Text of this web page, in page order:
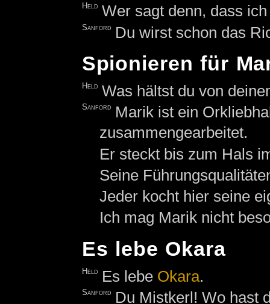
Held Wer sagt denn, dass
Sanford Du wirst schon das
Spionieren für
Held Was hältst du von
Sanford
Marik ist ein
zusammengearbeitet.
Er steckt bis zum Hals
Seine
Jeder kocht hier seine
Ich mag Marik nicht
Es lebe Okara
Held Es lebe Okara.
Sanford Du Mistkerl! Wo hast